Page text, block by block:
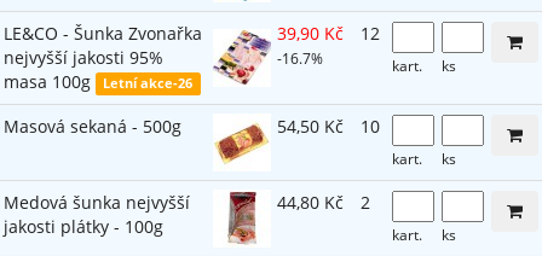
LE&CO - Šunka Zvonařka
nejvyšší jakosti 95%
masa 100g
Letní akce-26
39,90 Kč
-16.7%
12
kart. ks
Masová sekaná - 500g 54,50 Kč 10
kart. ks
Medová šunka nejvyšší
jakosti plátky - 100g
44,80 Kč 2
kart. ks